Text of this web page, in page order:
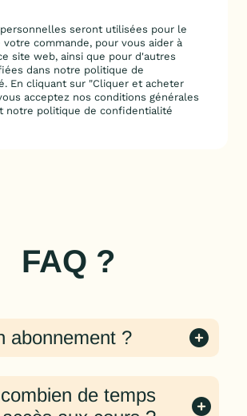
seront utilisées pour le
commande, pour vous aider à
site web, ainsi que pour d'autres
dans notre politique de
En cliquant sur "Cliquer et acheter
acceptez nos conditions générales
notre politique de confidentialité
FAQ ?
abonnement ?
ne payez qu'une seule fois,
complet à votre cours et à la
de temps